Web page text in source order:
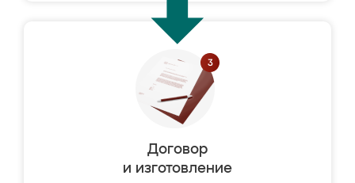
Договор
и изготовление